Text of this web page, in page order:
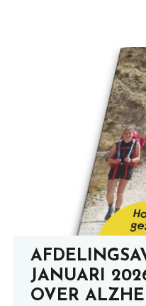
JANUARI
OVER